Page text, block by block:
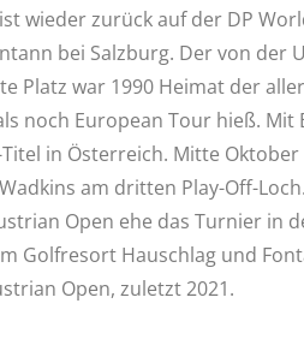
wieder zurück auf der DP
bei Salzburg. Der von der
Platz war 1990 Heimat der
noch European Tour hieß. Mit
in Österreich. Mitte
am dritten Play-Off-
Open ehe das Turnier in
Golfresort Hauschlag und
Open, zuletzt 2021.